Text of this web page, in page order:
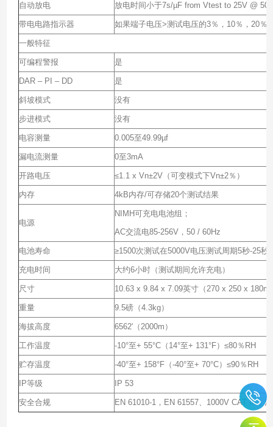
自动放电 放电时间小于7s/µF from Vtest to 25V @
带电电路指示器 如果端子电压>测试电压的3％，10％，20％
一般特征
可编程警报 是
DAR – PI – DD 是
斜坡模式 没有
步进模式 没有
电容测量 0.005至49.99µf
漏电流测量 0至3mA
开路电压 ≤1.1 x Vn±2V（可变模式下Vn±2％）
内存 4kB内存/可存储20个测试结果
电源
NIMH可充电电池组；
AC交流电85-256V，50 / 60Hz
电池寿命 ≥1500次测试在5000V电压测试周期5秒-25秒
充电时间 大约6小时（测试期间允许充电）
尺寸 10.63 x 9.84 x 7.09英寸（270 x 250 x
重量 9.5磅（4.3kg）
海拔高度 6562'（2000m）
工作温度 -10°至+ 55°C（14°至+ 131°F）≤80％RH
贮存温度 -40°至+ 158°F（-40°至+ 70°C）≤90％RH
IP等级 IP 53
安全合规 EN 61010-1，EN 61557、1000V CAT III，